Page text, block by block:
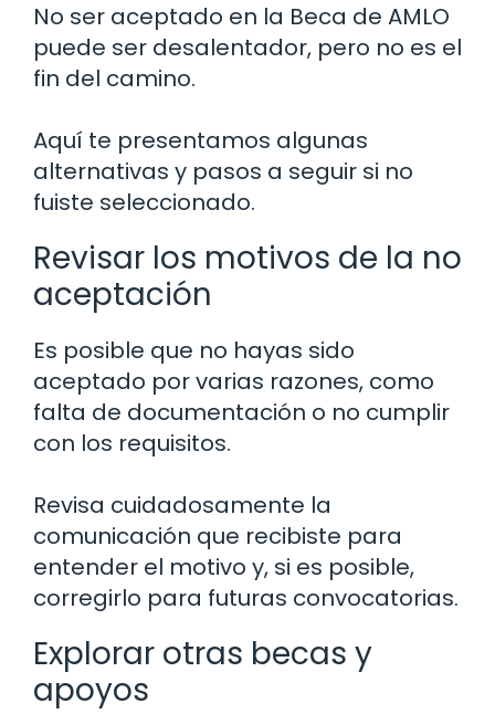
No ser aceptado en la Beca de AMLO
puede ser desalentador, pero no es el
fin del camino.
Aquí te presentamos algunas
alternativas y pasos a seguir si no
fuiste seleccionado.
Revisar los motivos de la no
aceptación
Es posible que no hayas sido
aceptado por varias razones, como
falta de documentación o no cumplir
con los requisitos.
Revisa cuidadosamente la
comunicación que recibiste para
entender el motivo y, si es posible,
corregirlo para futuras convocatorias.
Explorar otras becas y
apoyos